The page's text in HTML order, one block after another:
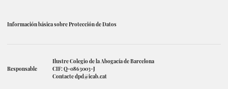
Información básica sobre Protección de Datos
Responsable
Ilustre Colegio de la Abogacía de Barcelona
CIF: Q-0863003-J
Contactedpd@icab.cat